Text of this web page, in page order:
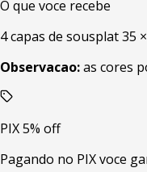
O que voce recebe
4 capas de sousplat 35
Observacao:as cores
PIX 5% off
Pagando no PIX voce